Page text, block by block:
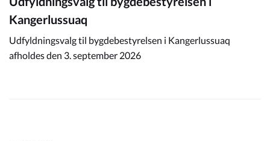
Kangerlussuaq
Udfyldningsvalg til bygdebestyrelsen i Kangerlussuaq
afholdes den 3. september 2026